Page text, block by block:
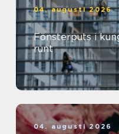
04. augusti 2026
Fönsterputs i kungälv klarare
runt
04. augusti 2026